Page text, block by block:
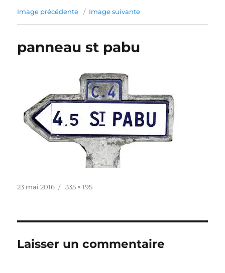
Image précédente Image suivante
panneau st pabu
Publié
23 mai 2016
Taille
335 × 195
Laisser un commentaire